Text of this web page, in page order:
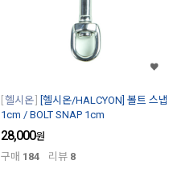
헬시온
[헬시온/HALCYON] 볼트 스냅
1cm / BOLT SNAP 1cm
28,000원
구매 184 리뷰 8